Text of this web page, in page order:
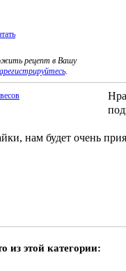
рецепт в Вашу
.
нам будет очень
из этой категории: